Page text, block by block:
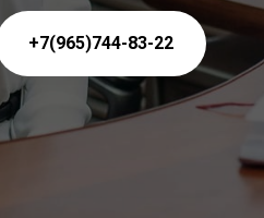
+7(965)744-83-22